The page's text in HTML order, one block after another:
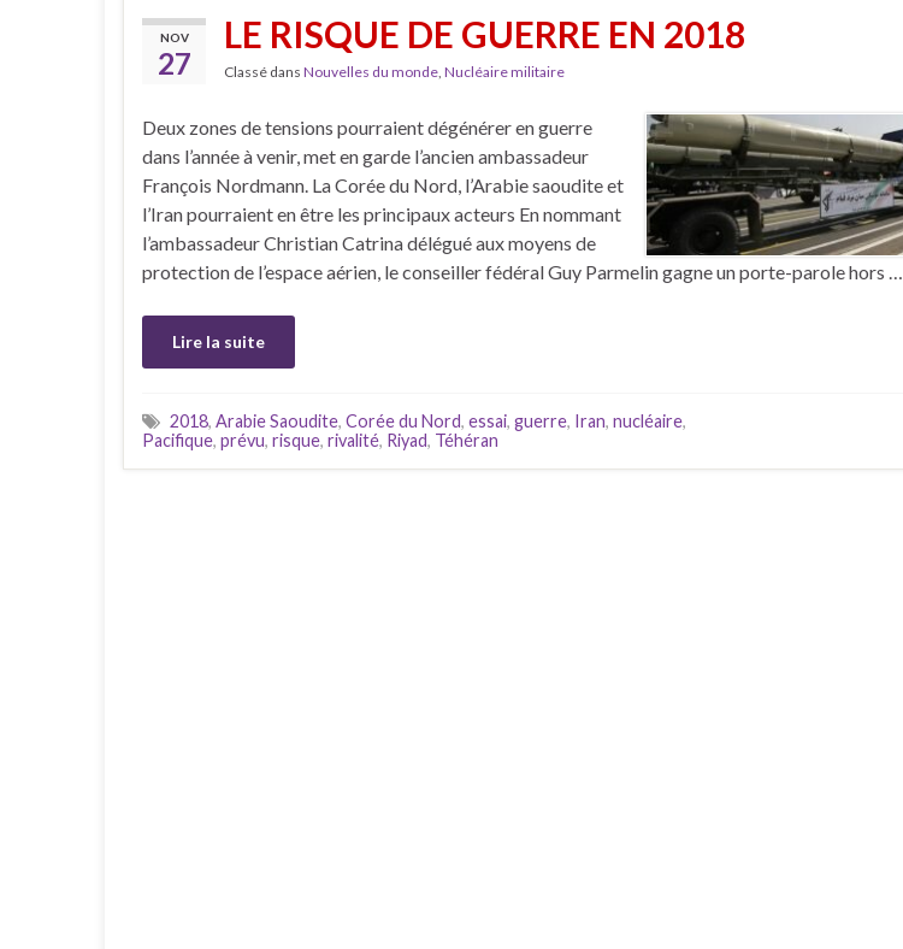
NOV
27
LE RISQUE DE GUERRE EN 2018
Classé dans Nouvelles du monde, Nucléaire militaire
Deux zones de tensions pourraient dégénérer en guerre
dans l’année à venir, met en garde l’ancien ambassadeur
François Nordmann. La Corée du Nord, l’Arabie saoudite et
l’Iran pourraient en être les principaux acteurs En nommant
l’ambassadeur Christian Catrina délégué aux moyens de
protection de l’espace aérien, le conseiller fédéral Guy Parmelin gagne un porte-parole hors …
Lire la suite
2018, Arabie Saoudite, Corée du Nord, essai, guerre, Iran, nucléaire,
Pacifique, prévu, risque, rivalité, Riyad, Téhéran